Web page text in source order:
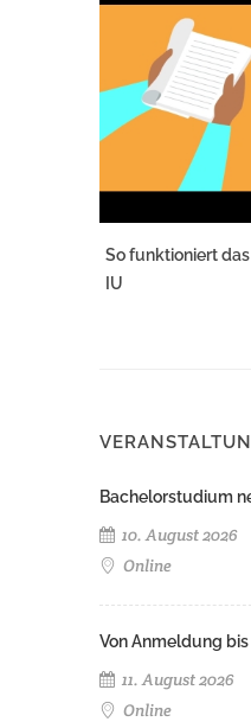
So funktioniert
IU
Bachelorstudium
10. August 2026
Online
Von Anmeldung
11. August 2026
Online